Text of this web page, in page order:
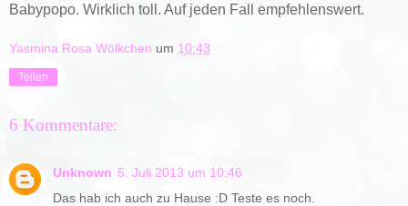
Babypopo. Wirklich toll. Auf jeden Fall empfehlenswert.
Yasmina Rosa Wölkchen um 10:43
Teilen
6 Kommentare:
Unknown 5. Juli 2013 um 10:46
Das hab ich auch zu Hause :D Teste es noch.